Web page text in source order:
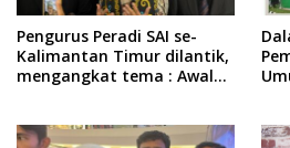
Pengurus Peradi SAI se-
Kalimantan Timur dilantik,
mengangkat tema : Awal